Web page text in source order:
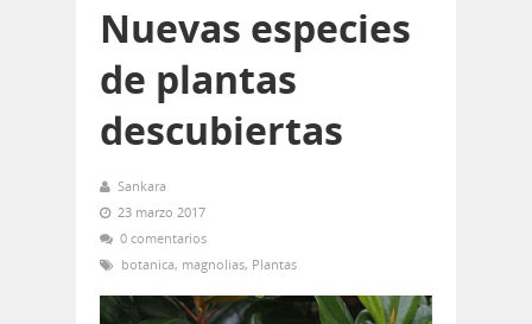
Nuevas especies
de plantas
descubiertas
Sankara
23 marzo 2017
0 comentarios
botanica, magnolias, Plantas